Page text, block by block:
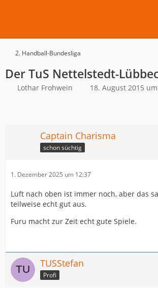
2. Handball-Bundesliga
Der TuS Nettelstedt-
Lothar Frohwein 18. August 2015
Captain Charisma
schon süchtig
1. Dezember 2025 um 12:37
Luft nach oben ist immer noch, aber das
teilweise echt gut aus.
Furu macht zur Zeit echt gute Spiele.
TUSStefan
Profi